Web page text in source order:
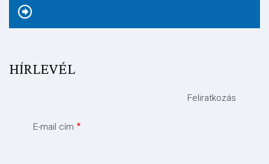
HÍRLEVÉL
Feliratkozás
E-mail cím